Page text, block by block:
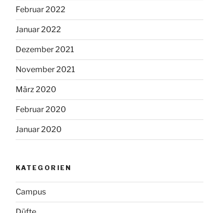
Februar 2022
Januar 2022
Dezember 2021
November 2021
März 2020
Februar 2020
Januar 2020
KATEGORIEN
Campus